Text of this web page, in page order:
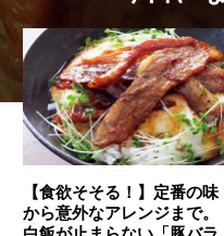
【食欲そそる！】定番の味
から意外なアレンジまで。